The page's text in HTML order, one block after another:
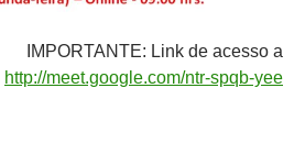
IMPORTANTE: Link de acesso a
http://meet.google.com/ntr-spqb-yee